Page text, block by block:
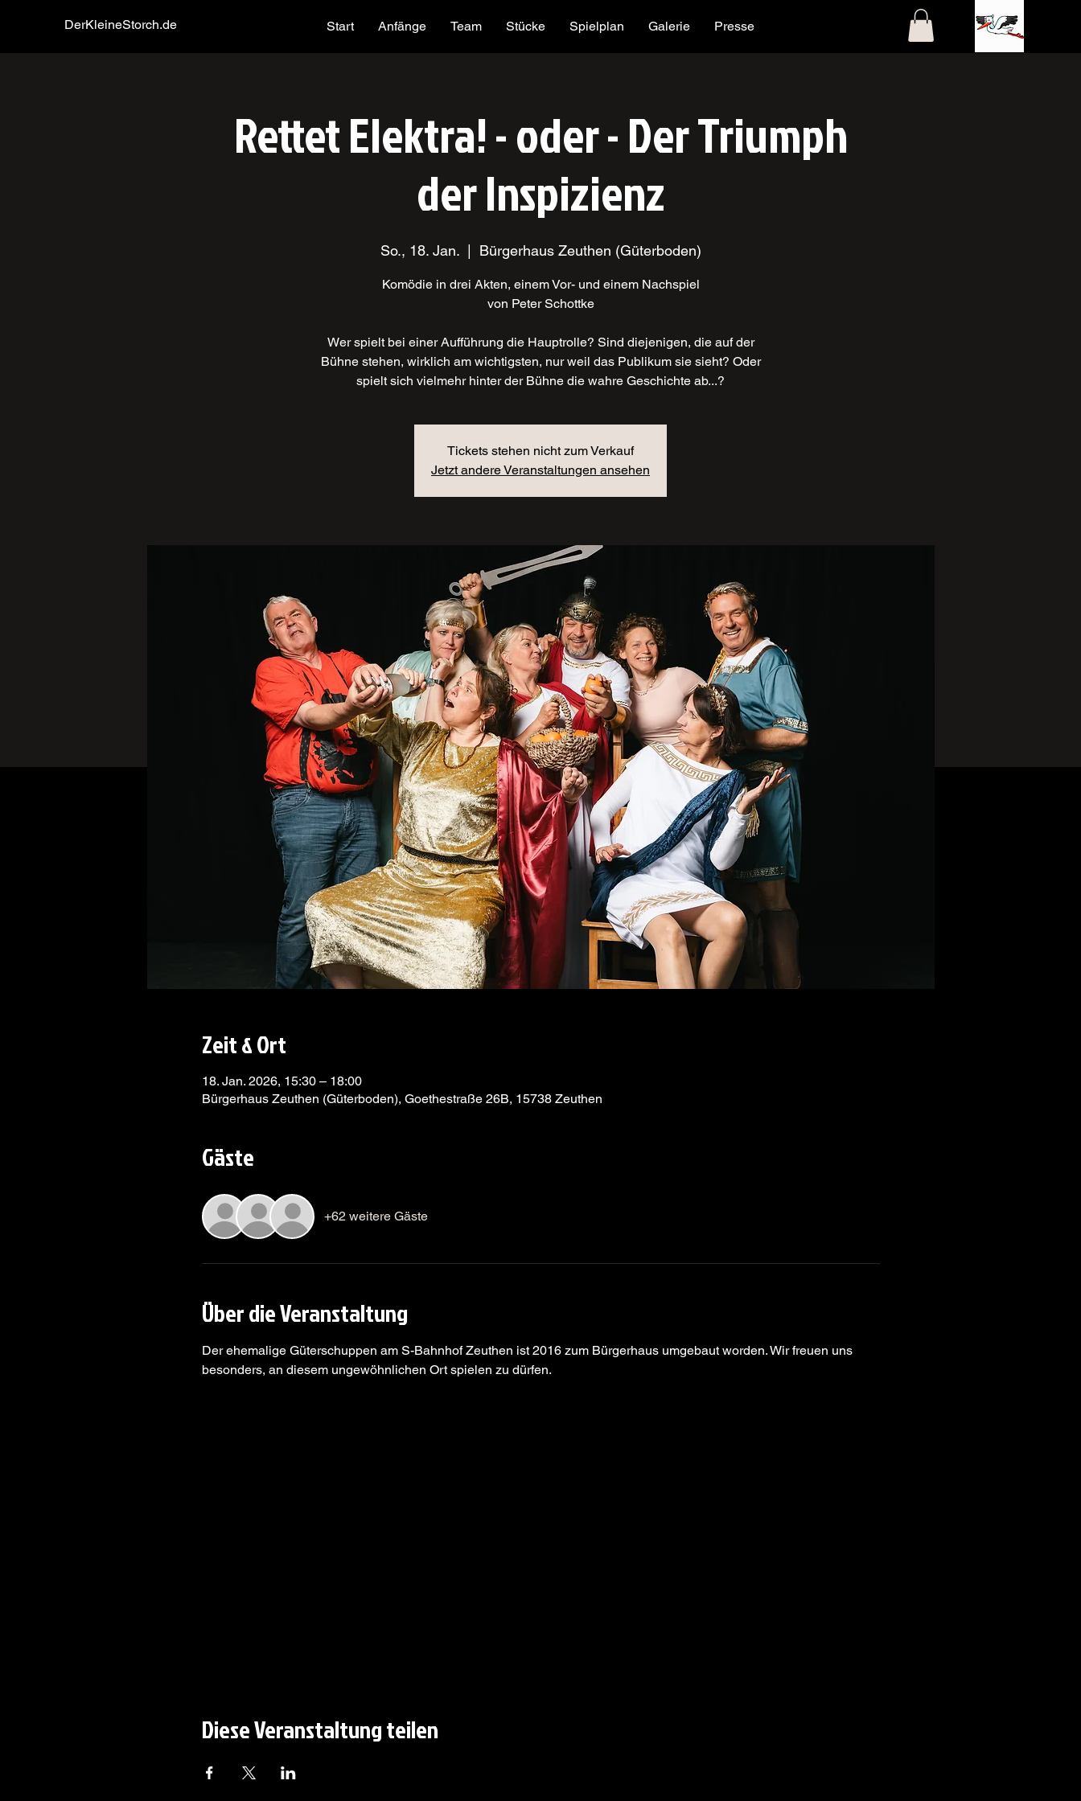
DerKleineStorch.de Start Anfänge Team Stücke Spielplan Galerie Presse
Rettet Elektra! - oder - Der Triumph
der Inspizienz
So., 18. Jan.
  |
Bürgerhaus Zeuthen (Güterboden)
Komödie in drei Akten, einem Vor- und einem Nachspiel
von Peter Schottke
Wer spielt bei einer Aufführung die Hauptrolle? Sind diejenigen, die auf der
Bühne stehen, wirklich am wichtigsten, nur weil das Publikum sie sieht? Oder
spielt sich vielmehr hinter der Bühne die wahre Geschichte ab...?
Tickets stehen nicht zum Verkauf
Jetzt andere Veranstaltungen ansehen
Zeit & Ort
18. Jan. 2026, 15:30 – 18:00
Bürgerhaus Zeuthen (Güterboden), Goethestraße 26B, 15738 Zeuthen
Gäste
+62 weitere Gäste
Über die Veranstaltung
Der ehemalige Güterschuppen am S-Bahnhof Zeuthen ist 2016 zum Bürgerhaus umgebaut worden. Wir freuen uns
besonders, an diesem ungewöhnlichen Ort spielen zu dürfen.
Diese Veranstaltung teilen